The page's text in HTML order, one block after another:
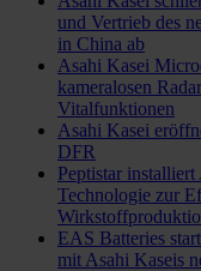
und Vertrieb des
in China ab
Asahi Kasei
kameralosen
Vitalfunktionen
Asahi Kasei
DFR
Peptistar
Technologie zur
EAS Batteries
mit Asahi Kaseis